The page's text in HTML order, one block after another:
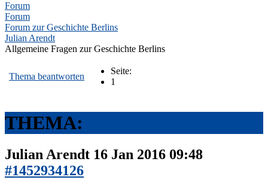
Forum
Forum
Forum zur Geschichte Berlins
Julian Arendt
Allgemeine Fragen zur Geschichte Berlins
Thema beantworten
Seite:
1
THEMA:
Julian Arendt 16 Jan 2016 09:48
#1452934126